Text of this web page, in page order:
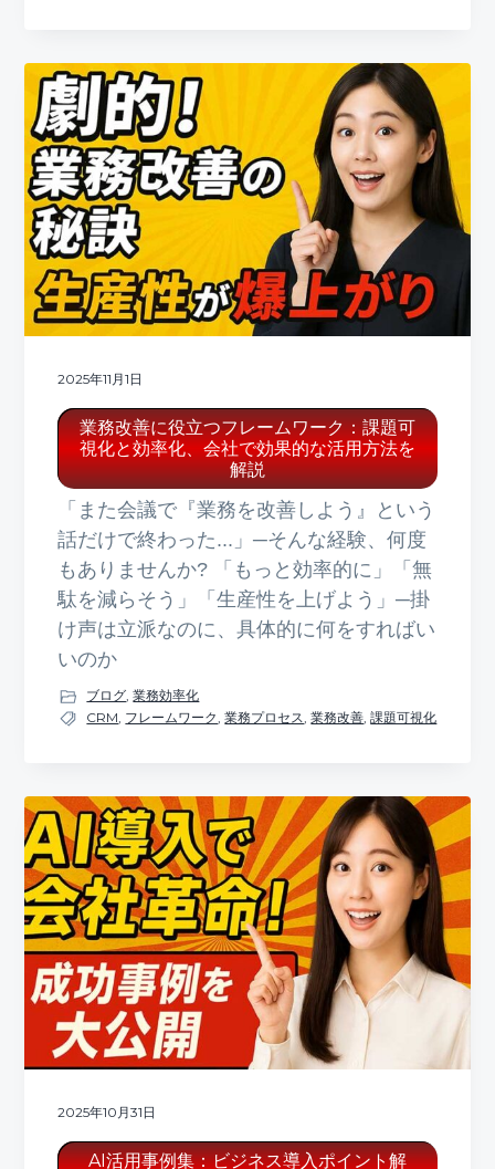
2025年11月1日
業務改善に役立つフレームワーク：課題可
視化と効率化、会社で効果的な活用方法を
解説
「また会議で『業務を改善しよう』という
話だけで終わった...」─そんな経験、何度
もありませんか? 「もっと効率的に」「無
駄を減らそう」「生産性を上げよう」─掛
け声は立派なのに、具体的に何をすればい
いのか
ブログ,業務効率化
CRM, フレームワーク,業務プロセス,業務改善,課題可視化
2025年10月31日
AI活用事例集：ビジネス導入ポイント解